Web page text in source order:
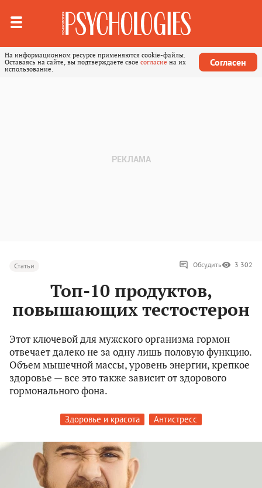
На информационном ресурсе применяются cookie-файлы.
Оставаясь на сайте, вы подтверждаете свое согласие на их
использование.
Согласен
Статьи Обсудить 3 302
Топ-10 продуктов,
повышающих тестостерон
Этот ключевой для мужского организма гормон
отвечает далеко не за одну лишь половую функцию.
Объем мышечной массы, уровень энергии, крепкое
здоровье — все это также зависит от здорового
гормонального фона.
Здоровье и красота Антистресс